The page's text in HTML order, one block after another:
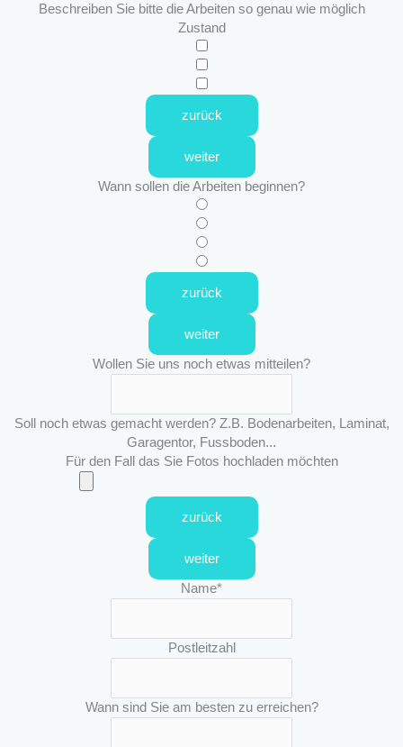
Beschreiben Sie bitte die Arbeiten so genau wie möglich
Zustand
zurück
weiter
Wann sollen die Arbeiten beginnen?
zurück
weiter
Wollen Sie uns noch etwas mitteilen?
Soll noch etwas gemacht werden? Z.B. Bodenarbeiten, Laminat,
Garagentor, Fussboden...
Für den Fall das Sie Fotos hochladen möchten
zurück
weiter
Name*
Postleitzahl
Wann sind Sie am besten zu erreichen?